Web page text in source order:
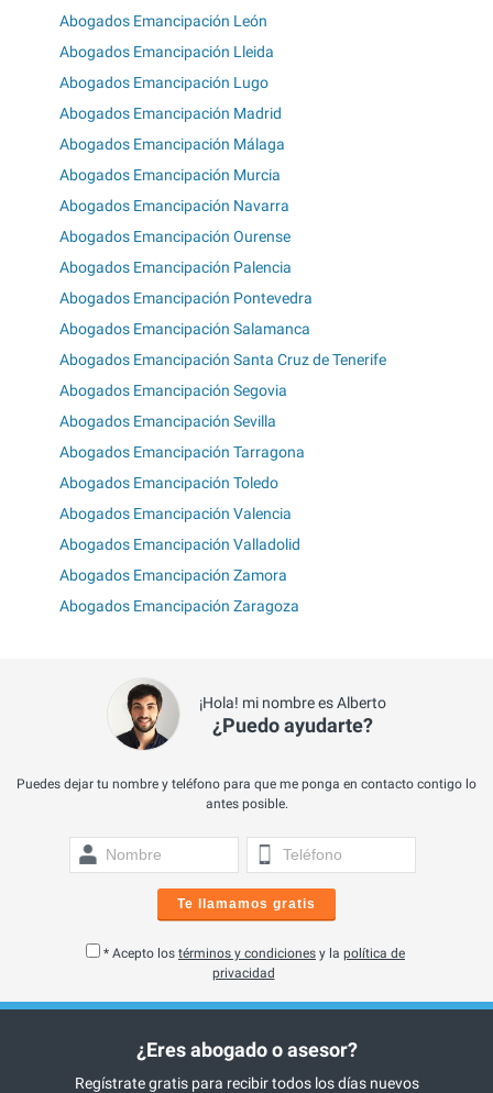
Abogados Emancipación León
Abogados Emancipación Lleida
Abogados Emancipación Lugo
Abogados Emancipación Madrid
Abogados Emancipación Málaga
Abogados Emancipación Murcia
Abogados Emancipación Navarra
Abogados Emancipación Ourense
Abogados Emancipación Palencia
Abogados Emancipación Pontevedra
Abogados Emancipación Salamanca
Abogados Emancipación Santa Cruz de Tenerife
Abogados Emancipación Segovia
Abogados Emancipación Sevilla
Abogados Emancipación Tarragona
Abogados Emancipación Toledo
Abogados Emancipación Valencia
Abogados Emancipación Valladolid
Abogados Emancipación Zamora
Abogados Emancipación Zaragoza
¡Hola! mi nombre es Alberto
¿Puedo ayudarte?
Puedes dejar tu nombre y teléfono para que me ponga en contacto contigo lo
antes posible.
Te llamamos gratis
* Acepto los términos y condiciones y la política de
privacidad
¿Eres abogado o asesor?
Regístrate gratis para recibir todos los días nuevos